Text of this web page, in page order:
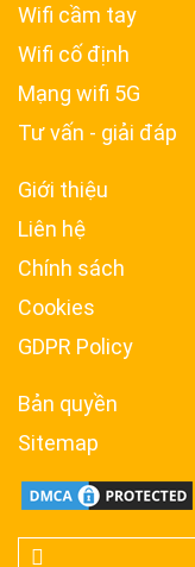
Wifi cầm tay
Wifi cố định
Mạng wifi 5G
Tư vấn - giải đáp
Giới thiệu
Liên hệ
Chính sách
Cookies
GDPR Policy
Bản quyền
Sitemap